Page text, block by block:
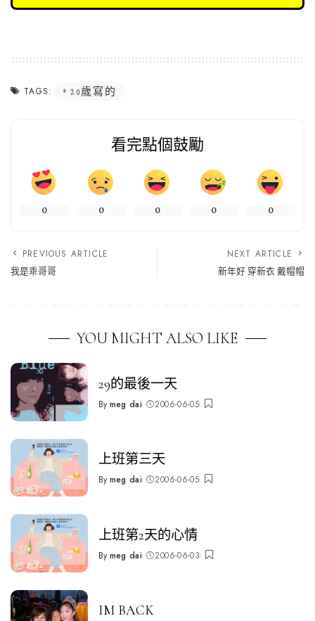
TAGS: 20歲寫的
看完點個鼓勵
0 0 0 0 0
PREVIOUS ARTICLE
我是乖哥哥
NEXT ARTICLE
新年好 穿新衣 戴帽帽
YOU MIGHT ALSO LIKE
29的最後一天
Posted
By meg dai 2006-06-05
上班第三天
Posted
By meg dai 2006-06-05
上班第2天的心情
Posted
By meg dai 2006-06-03
IM BACK